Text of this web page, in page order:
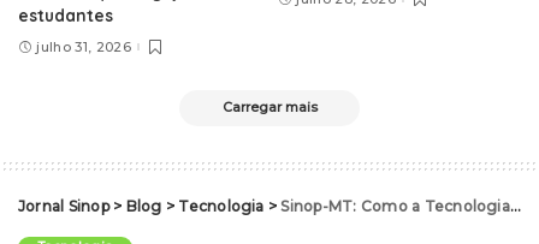
estudantes
julho 31, 2026
Carregar mais
Jornal Sinop> Blog > Tecnologia >Sinop-MT: Como a Tecnologia Está Transformando a Economia e o Futuro da Região